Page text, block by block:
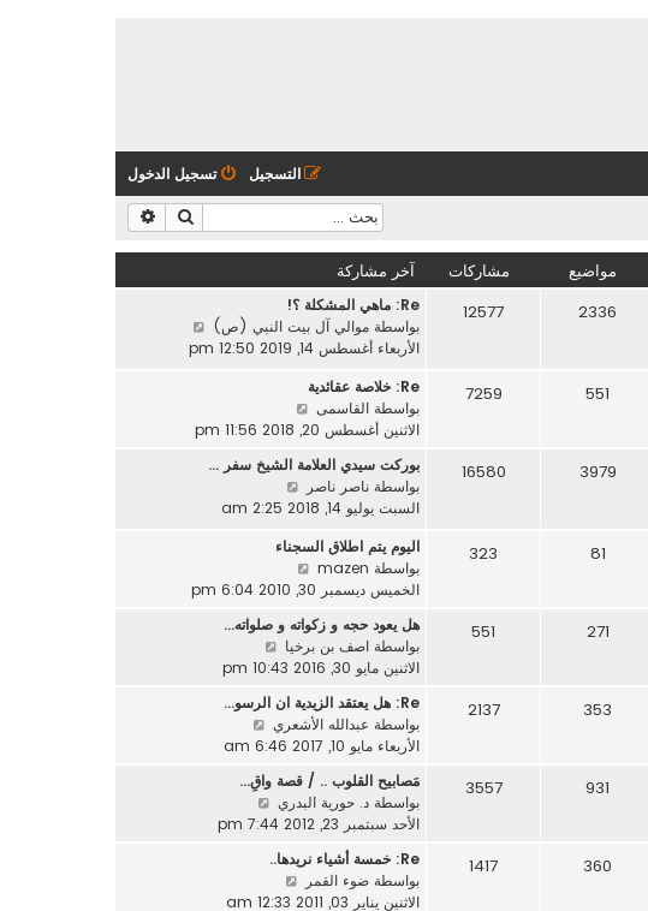
تسجيل الدخول التسجيل
بحث
مواضيع مشاركات آخر مشاركة
2336
12577
Re: ماهي المشكلة ؟!
بواسطة موالي آل بيت النبي (ص)
ا
ة
الأربعاء أغسطس 14, 2019 12:50 pm
551
7259
Re: خلاصة عقائدية
بواسطة القاسمى
ا
د
آ
خ
م
ش
ر
ك
ة
الاثنين أغسطس 20, 2018 11:56 pm
3979
16580
بوركت سيدي العلامة الشيخ سفر …
بواسطة ناصر ناصر
ا
د
خ
م
ش
ا
ر
ك
ة
السبت يوليو 14, 2018 2:25 am
81
323
اليوم يتم اطلاق السجناء
بواسطة mazen
د
آ
خ
ر
ش
ر
ك
ة
الخميس ديسمبر 30, 2010 6:04 pm
271
551
هل يعود حجه و زكواته و صلواته…
بواسطة اصف بن برخيا
ا
د
آ
خ
ر
م
ش
ة
الاثنين مايو 30, 2016 10:43 pm
353
2137
Re: هل يعتقد الزيدية ان الرسو…
بواسطة عبدالله الأشعري
ا
د
خ
ش
الأربعاء مايو 10, 2017 6:46 am
931
3557
مَصابيح القلوب .. / قصة واقِ…
بواسطة د. حورية البدري
ا
الأحد سبتمبر 23, 2012 7:44 pm
360
1417
Re: خمسة أشياء نريدها..
بواسطة ضوء القمر
ا
الاثنين يناير 03, 2011 12:33 am